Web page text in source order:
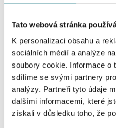
Tato webová stránka
K personalizaci obsahu a
sociálních médií a analýze
soubory cookie. Informace o
sdílíme se svými partnery
analýzy. Partneři tyto údaje
dalšími informacemi, které
získali v důsledku toho, že
Pondělí
Úterý
Čtvrtek
Pátek
Sobota
Neděle